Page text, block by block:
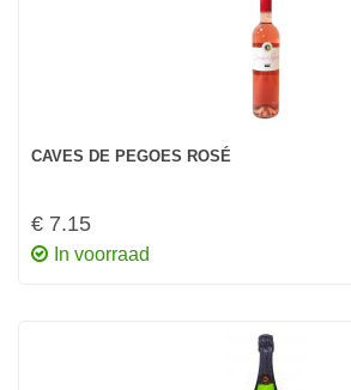
CAVES DE PEGOES ROSÉ
€ 7.15
In voorraad